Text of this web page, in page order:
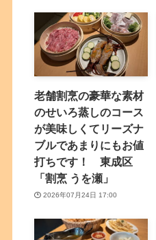
老舗割烹の豪華な素材
のせいろ蒸しのコース
が美味しくてリーズナ
ブルであまりにもお値
打ちです！ 東成区
「割烹 うを瀬」
2026年07月24日 17:00